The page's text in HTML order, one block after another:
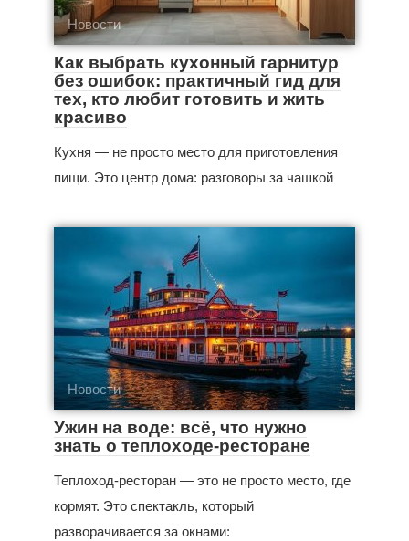
Новости
Как выбрать кухонный гарнитур
без ошибок: практичный гид для
тех, кто любит готовить и жить
красиво
Кухня — не просто место для приготовления
пищи. Это центр дома: разговоры за чашкой
Новости
Ужин на воде: всё, что нужно
знать о теплоходе-ресторане
Теплоход-ресторан — это не просто место, где
кормят. Это спектакль, который
разворачивается за окнами: